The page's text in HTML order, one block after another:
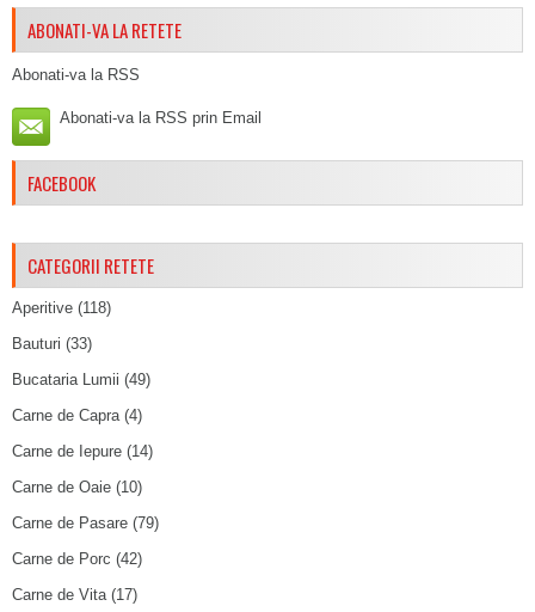
ABONATI-VA LA RETETE
Abonati-va la RSS
Abonati-va la RSS prin Email
FACEBOOK
CATEGORII RETETE
Aperitive (118)
Bauturi (33)
Bucataria Lumii (49)
Carne de Capra(4)
Carne de Iepure (14)
Carne de Oaie (10)
Carne de Pasare (79)
Carne de Porc (42)
Carne de Vita(17)